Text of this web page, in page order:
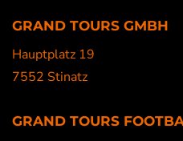
GRAND TOURS GMBH
Hauptplatz 19
7552 Stinatz
GRAND TOURS